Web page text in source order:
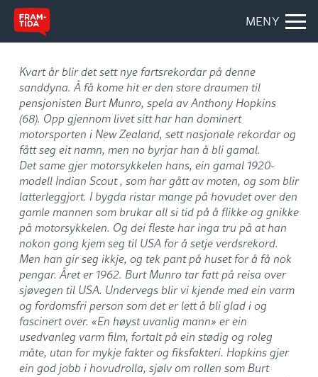
MENY
Kvart år blir det sett nye fartsrekordar på denne
sanddyna. Å få kome hit er den store draumen til
pensjonisten Burt Munro, spela av Anthony Hopkins
(68). Opp gjennom livet sitt har han dominert
motorsporten i New Zealand, sett nasjonale rekordar og
fått seg eit namn, men no byrjar han å bli gamal.
Det same gjer motorsykkelen hans, ein gamal 1920-
modell Indian Scout , som har gått av moten, og som blir
latterleggjort. I bygda ristar mange på hovudet over den
gamle mannen som brukar all si tid på å flikke og gnikke
på motorsykkelen. Og dei fleste har inga tru på at han
nokon gong kjem seg til USA for å setje verdsrekord.
Men han gir seg ikkje, og tek pant på huset for å få nok
pengar. Året er 1962. Burt Munro tar fatt på reisa over
sjøvegen til USA. Undervegs blir vi kjende med ein varm
og fordomsfri person som det er lett å bli glad i og
fascinert over. «En høyst uvanlig mann» er ein
usedvanleg varm film, fortalt på ein stødig og roleg
måte, utan for mykje fakter og fiksfakteri. Hopkins gjer
ein god jobb i hovudrolla, sjølv om rollen som Burt